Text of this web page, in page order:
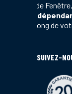
Terres de Fenêtre,
vente
tout au long de
SUIVEZ-